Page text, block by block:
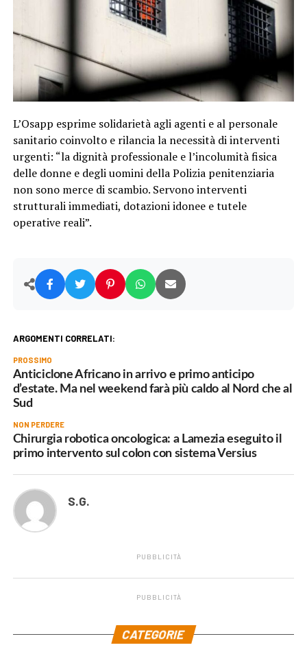
L’Osapp esprime solidarietà agli agenti e al personale
sanitario coinvolto e rilancia la necessità di interventi
urgenti: “la dignità professionale e l’incolumità fisica
delle donne e degli uomini della Polizia penitenziaria
non sono merce di scambio. Servono interventi
strutturali immediati, dotazioni idonee e tutele
operative reali”.
ARGOMENTI CORRELATI:
PROSSIMO
Anticiclone Africano in arrivo e primo anticipo
d’estate. Ma nel weekend farà più caldo al Nord che al
Sud
NON PERDERE
Chirurgia robotica oncologica: a Lamezia eseguito il
primo intervento sul colon con sistema Versius
S.G.
PUBBLICITÀ
PUBBLICITÀ
CATEGORIE